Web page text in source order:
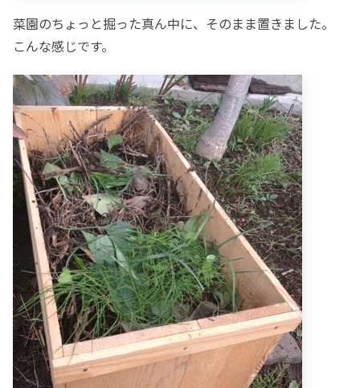
菜園のちょっと掘った真ん中に、そのまま置きました。
こんな感じです。